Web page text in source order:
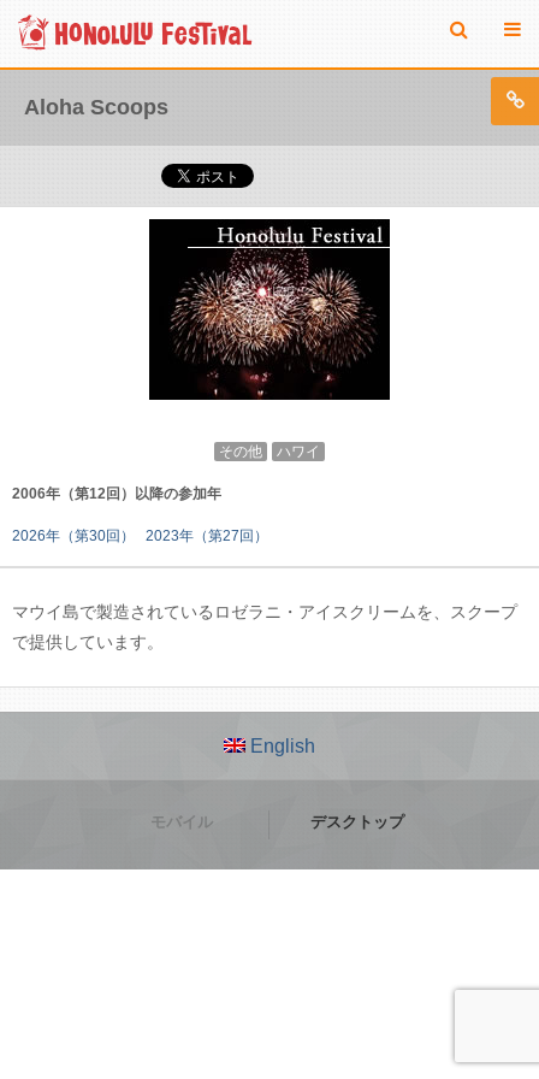
Aloha Scoops
その他 ハワイ
2006年（第12回）以降の参加年
2026年（第30回） 2023年（第27回）
マウイ島で製造されているロゼラニ・アイスクリームを、スクープ
で提供しています。
English
モバイル デスクトップ